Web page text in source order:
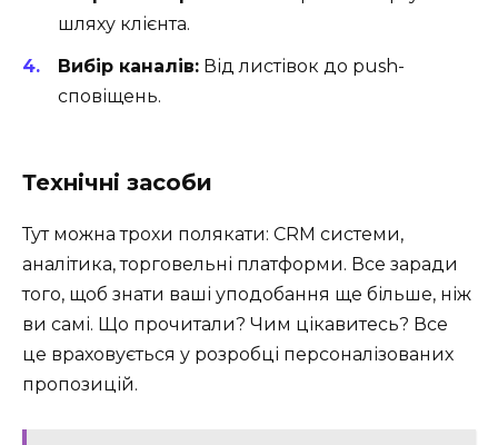
шляху клієнта.
Вибір каналів: Від листівок до push-
сповіщень.
Технічні засоби
Тут можна трохи полякати: CRM системи,
аналітика, торговельні платформи. Все заради
того, щоб знати ваші уподобання ще більше, ніж
ви самі. Що прочитали? Чим цікавитесь? Все
це враховується у розробці персоналізованих
пропозицій.